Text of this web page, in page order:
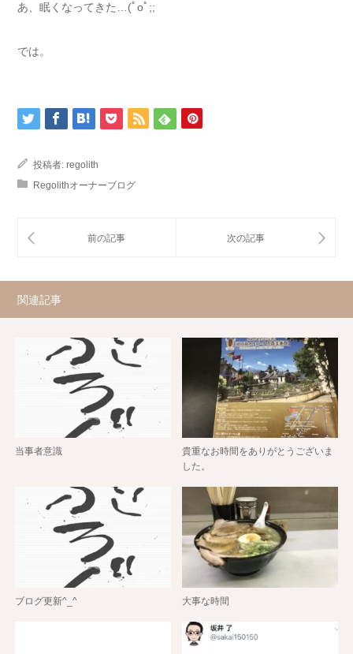
あ、眠くなってきた…(ﾟoﾟ;;
では。
投稿者: regolith
Regolithオーナーブログ
関連記事
当事者意識
貴重なお時間をありがとうございま
した。
ブログ更新^_^ 大事な時間